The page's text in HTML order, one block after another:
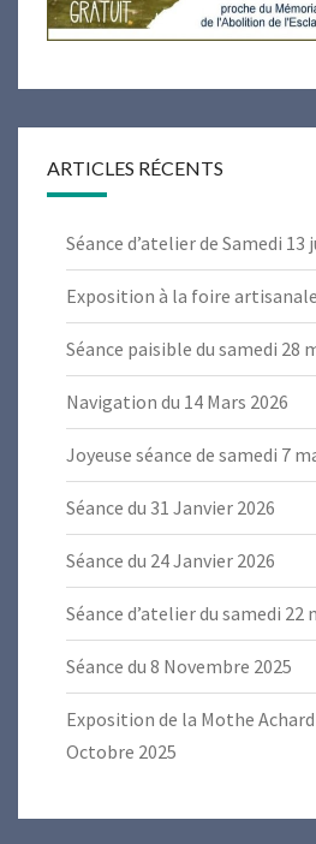
ARTICLES RÉCENTS
Séance d’atelier de Samedi 13
Exposition à la foire
Séance paisible du samedi 28
Navigation du 14 Mars 2026
Joyeuse séance de samedi 7
Séance du 31 Janvier 2026
Séance du 24 Janvier 2026
Séance d’atelier du samedi 22
Séance du 8 Novembre 2025
Exposition de la Mothe
Octobre 2025